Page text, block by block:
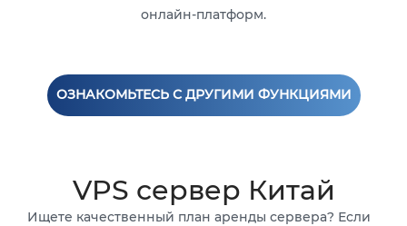
онлайн-платформ.
ОЗНАКОМЬТЕСЬ С ДРУГИМИ ФУНКЦИЯМИ
VPS сервер Китай
Ищете качественный план аренды сервера? Если